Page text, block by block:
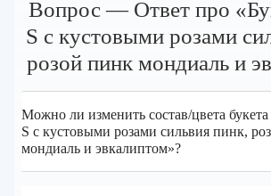
Вопрос — Ответ про
S с кустовыми розами
розой пинк мондиаль и
Можно ли изменить состав/цвета
S с кустовыми розами сильвия пинк,
мондиаль и эвкалиптом»?